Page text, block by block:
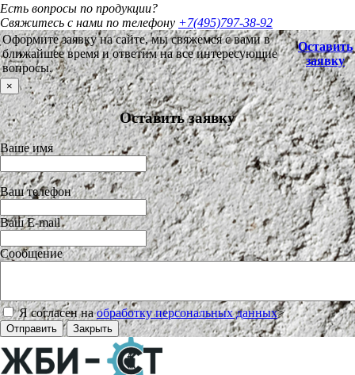
Есть вопросы по продукции?
Свяжитесь с нами по телефону +7(495)797-38-92
Оформите заявку на сайте, мы свяжемся с вами в
ближайшее время и ответим на все интересующие
вопросы.
Оставить
заявку
×
Оставить заявку
Ваше имя
Ваш телефон
Ваш E-mail
Сообщение
Я согласен наобработку персональных данных>
Отправить Закрыть